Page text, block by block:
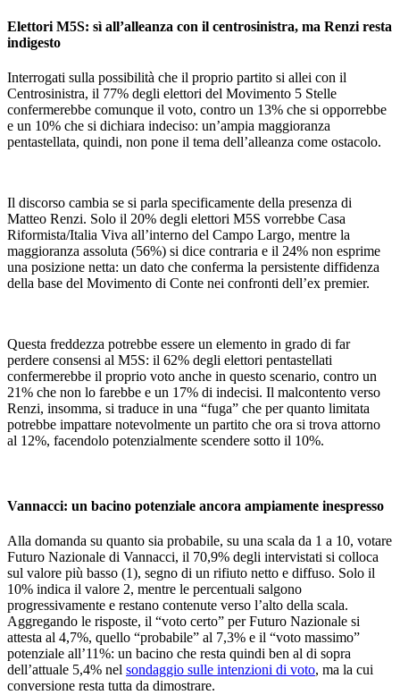
Elettori M5S: sì all’alleanza con il centrosinistra, ma Renzi resta
indigesto
Interrogati sulla possibilità che il proprio partito si allei con il
Centrosinistra, il 77% degli elettori del Movimento 5 Stelle
confermerebbe comunque il voto, contro un 13% che si opporrebbe
e un 10% che si dichiara indeciso: un’ampia maggioranza
pentastellata, quindi, non pone il tema dell’alleanza come ostacolo.
Il discorso cambia se si parla specificamente della presenza di
Matteo Renzi. Solo il 20% degli elettori M5S vorrebbe Casa
Riformista/Italia Viva all’interno del Campo Largo, mentre la
maggioranza assoluta (56%) si dice contraria e il 24% non esprime
una posizione netta: un dato che conferma la persistente diffidenza
della base del Movimento di Conte nei confronti dell’ex premier.
Questa freddezza potrebbe essere un elemento in grado di far
perdere consensi al M5S: il 62% degli elettori pentastellati
confermerebbe il proprio voto anche in questo scenario, contro un
21% che non lo farebbe e un 17% di indecisi. Il malcontento verso
Renzi, insomma, si traduce in una “fuga” che per quanto limitata
potrebbe impattare notevolmente un partito che ora si trova attorno
al 12%, facendolo potenzialmente scendere sotto il 10%.
Vannacci: un bacino potenziale ancora ampiamente inespresso
Alla domanda su quanto sia probabile, su una scala da 1 a 10, votare
Futuro Nazionale di Vannacci, il 70,9% degli intervistati si colloca
sul valore più basso (1), segno di un rifiuto netto e diffuso. Solo il
10% indica il valore 2, mentre le percentuali salgono
progressivamente e restano contenute verso l’alto della scala.
Aggregando le risposte, il “voto certo” per Futuro Nazionale si
attesta al 4,7%, quello “probabile” al 7,3% e il “voto massimo”
potenziale all’11%: un bacino che resta quindi ben al di sopra
dell’attuale 5,4% nel sondaggio sulle intenzioni di voto, ma la cui
conversione resta tutta da dimostrare.